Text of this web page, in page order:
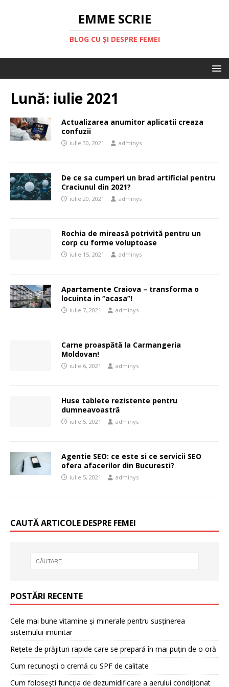
EMME SCRIE
BLOG CU ȘI DESPRE FEMEI
Lună: iulie 2021
Actualizarea anumitor aplicatii creaza
confuzii
iulie 30, 2021 adminys
De ce sa cumperi un brad artificial pentru
Craciunul din 2021?
iulie 20, 2021 adminys
Rochia de mireasă potrivită pentru un
corp cu forme voluptoase
iulie 15, 2021 adminys
Apartamente Craiova – transforma o
locuinta in “acasa”!
iulie 7, 2021 adminys
Carne proaspătă la Carmangeria
Moldovan!
iulie 6, 2021 adminys
Huse tablete rezistente pentru
dumneavoastră
iulie 5, 2021 adminys
Agentie SEO: ce este si ce servicii SEO
ofera afacerilor din Bucuresti?
iulie 5, 2021 adminys
CAUTĂ ARTICOLE DESPRE FEMEI
POSTĂRI RECENTE
Cele mai bune vitamine și minerale pentru susținerea
sistemului imunitar
Rețete de prăjituri rapide care se prepară în mai puțin de o oră
Cum recunoști o cremă cu SPF de calitate
Cum folosești funcția de dezumidificare a aerului condiționat